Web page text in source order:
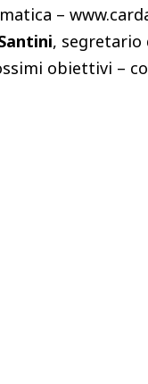
–
, segretario
obiettivi –